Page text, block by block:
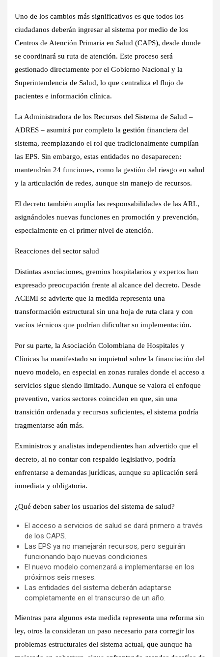
Uno de los cambios más significativos es que todos los
ciudadanos deberán ingresar al sistema por medio de los
Centros de Atención Primaria en Salud (CAPS), desde donde
se coordinará su ruta de atención. Este proceso será
gestionado directamente por el Gobierno Nacional y la
Superintendencia de Salud, lo que centraliza el flujo de
pacientes e información clínica.
La Administradora de los Recursos del Sistema de Salud –
ADRES – asumirá por completo la gestión financiera del
sistema, reemplazando el rol que tradicionalmente cumplían
las EPS. Sin embargo, estas entidades no desaparecen:
mantendrán 24 funciones, como la gestión del riesgo en salud
y la articulación de redes, aunque sin manejo de recursos.
El decreto también amplía las responsabilidades de las ARL,
asignándoles nuevas funciones en promoción y prevención,
especialmente en el primer nivel de atención.
Reacciones del sector salud
Distintas asociaciones, gremios hospitalarios y expertos han
expresado preocupación frente al alcance del decreto. Desde
ACEMI se advierte que la medida representa una
transformación estructural sin una hoja de ruta clara y con
vacíos técnicos que podrían dificultar su implementación.
Por su parte, la Asociación Colombiana de Hospitales y
Clínicas ha manifestado su inquietud sobre la financiación del
nuevo modelo, en especial en zonas rurales donde el acceso a
servicios sigue siendo limitado. Aunque se valora el enfoque
preventivo, varios sectores coinciden en que, sin una
transición ordenada y recursos suficientes, el sistema podría
fragmentarse aún más.
Exministros y analistas independientes han advertido que el
decreto, al no contar con respaldo legislativo, podría
enfrentarse a demandas jurídicas, aunque su aplicación será
inmediata y obligatoria.
¿Qué deben saber los usuarios del sistema de salud?
El acceso a servicios de salud se dará primero a través
de los CAPS.
Las EPS ya no manejarán recursos, pero seguirán
funcionando bajo nuevas condiciones.
El nuevo modelo comenzará a implementarse en los
próximos seis meses.
Las entidades del sistema deberán adaptarse
completamente en el transcurso de un año.
Mientras para algunos esta medida representa una reforma sin
ley, otros la consideran un paso necesario para corregir los
problemas estructurales del sistema actual, que aunque ha